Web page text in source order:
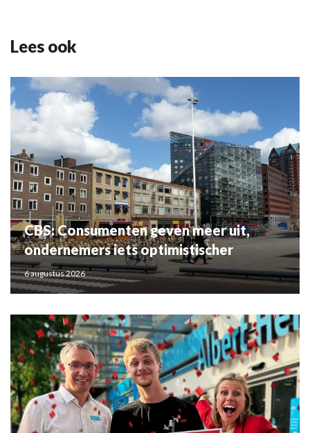
Lees ook
CBS: Consumenten geven meer uit,
ondernemers iets optimistischer
6 augustus 2026